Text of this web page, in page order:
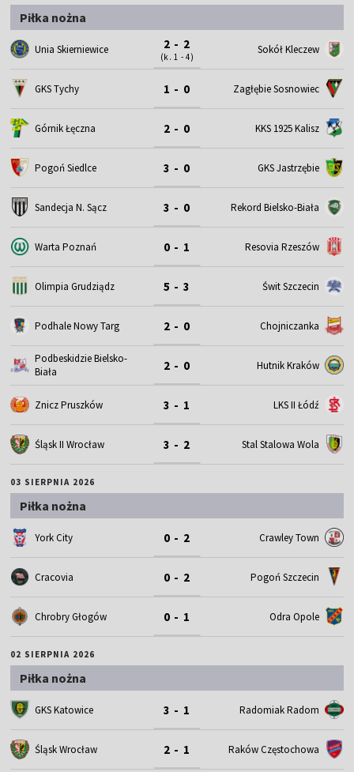
Piłka nożna
Unia Skierniewice 2 - 2
(k. 1 - 4)
Sokół Kleczew
GKS Tychy 1 - 0 Zagłębie Sosnowiec
Górnik Łęczna 2 - 0 KKS 1925 Kalisz
Pogoń Siedlce 3 - 0 GKS Jastrzębie
Sandecja N. Sącz 3 - 0 Rekord Bielsko-Biała
Warta Poznań 0 - 1 Resovia Rzeszów
Olimpia Grudziądz 5 - 3 Świt Szczecin
Podhale Nowy Targ 2 - 0 Chojniczanka
Podbeskidzie Bielsko-
Biała
2 - 0 Hutnik Kraków
Znicz Pruszków 3 - 1 LKS II Łódź
Śląsk II Wrocław 3 - 2 Stal Stalowa Wola
03 SIERPNIA 2026
Piłka nożna
York City 0 - 2 Crawley Town
Cracovia 0 - 2 Pogoń Szczecin
Chrobry Głogów 0 - 1 Odra Opole
02 SIERPNIA 2026
Piłka nożna
GKS Katowice 3 - 1 Radomiak Radom
Śląsk Wrocław 2 - 1 Raków Częstochowa